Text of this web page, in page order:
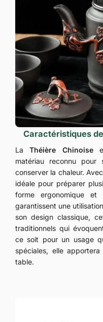
Caractéristiques
LaThéière Chinoise
matériau reconnu
conserver la chaleur.
idéale pour préparer
forme ergonomique
garantissent une
son design classique,
traditionnels qui
ce soit pour un usage
spéciales, elle
table.